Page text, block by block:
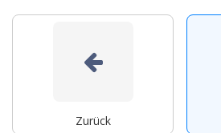
Zurück